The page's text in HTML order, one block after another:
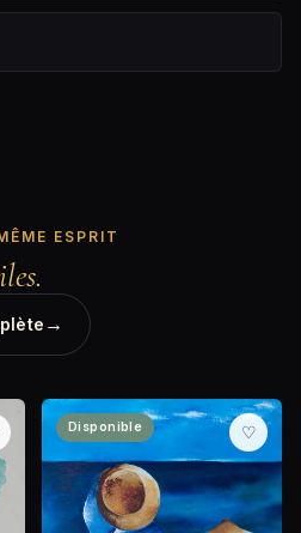
ESPRIT
→
Disponible ♡